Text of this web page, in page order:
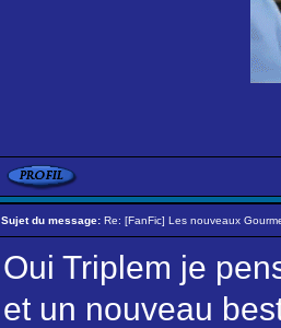
Sujet du message: Re: [FanFic] Les nouveaux
Oui Triplem je
et un nouveau